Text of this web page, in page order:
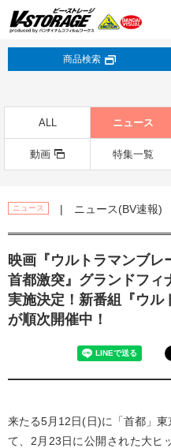
商品検索
ALL ニュース
動画 特集一覧
ニュース | ニュース(BV速報)
映画『ウルトラマンブレ
首都激突』グランドフィ
実施決定！新番組『ウル
が順次開催中！
来たる5月12日(日)に「首都」
て、2月23日に公開された大ヒ